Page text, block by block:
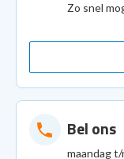
Zo snel
Bel ons
maandag